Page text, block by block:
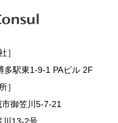
多駅東1-9-1 PAビル 2F
］
御笠川5-7-21
川13-2号